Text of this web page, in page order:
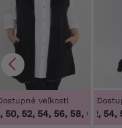
veľkosti
52, 54, 56, 58, 60, 62,
50, 52, 54,